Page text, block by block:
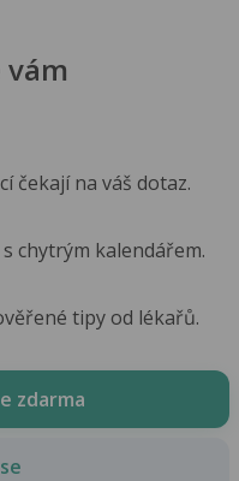
vám
čekají na váš dotaz.
chytrým kalendářem.
tipy od lékařů.
zdarma